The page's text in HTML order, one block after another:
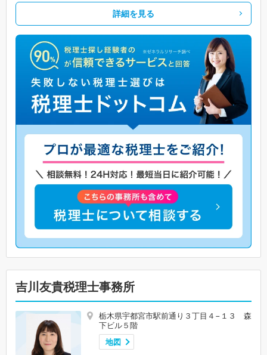
詳細を見る
吉川友貴税理士事務所
栃木県宇都宮市駅前通り３丁目４−１３ 森
下ビル５階
地図